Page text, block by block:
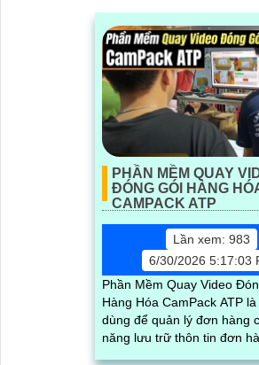
PHẦN MỀM QUAY
ĐÓNG GÓI HÀNG
CAMPACK ATP
Lần xem: 983
6/30/2026 5:17:03
Phần Mềm Quay Video
Hàng Hóa CamPack ATP
dùng để quản lý đơn hàng
năng lưu trữ thôn tin đơn